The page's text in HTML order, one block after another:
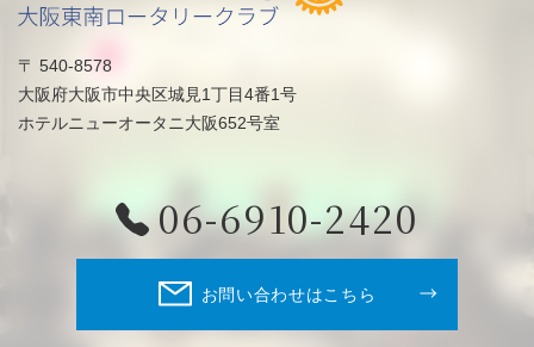
〒 540-8578
大阪府大阪市中央区城見1丁目4番1号
ホテルニューオータニ大阪652号室
06-6910-2420
お問い合わせはこちら